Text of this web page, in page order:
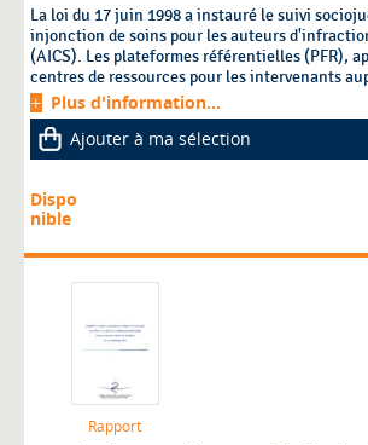
La loi du 17 juin 1998 a instauré le suivi
injonction de soins pour les auteurs
(AICS). Les plateformes référentielles (PFR),
centres de ressources pour les intervenants
Plus d'information...
Ajouter à ma sélection
Dispo
nible
Rapport